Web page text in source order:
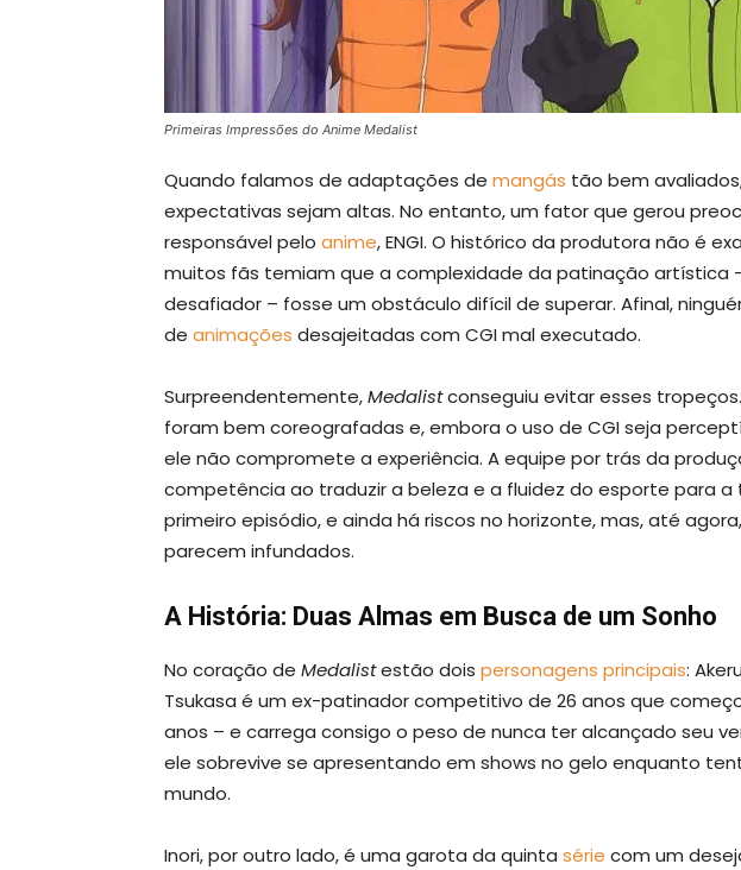
Primeiras Impressões do Anime Medalist
Quando falamos de adaptações de mangás tão bem
expectativas sejam altas. No entanto, um fator que gerou
responsável pelo anime, ENGI. O histórico da produtora não é
muitos fãs temiam que a complexidade da patinação artística
desafiador – fosse um obstáculo difícil de superar. Afinal,
de animações desajeitadas com CGI mal executado.
Surpreendentemente,Medalistconseguiu evitar esses
foram bem coreografadas e, embora o uso de CGI seja
ele não compromete a experiência. A equipe por trás da
competência ao traduzir a beleza e a fluidez do esporte para a
primeiro episódio, e ainda há riscos no horizonte, mas, até
parecem infundados.
A História: Duas Almas em Busca de um Sonho
No coração de Medalistestão dois personagens principais:
Tsukasa é um ex-patinador competitivo de 26 anos que
anos – e carrega consigo o peso de nunca ter alcançado seu
ele sobrevive se apresentando em shows no gelo enquanto
mundo.
Inori, por outro lado, é uma garota da quinta série com um